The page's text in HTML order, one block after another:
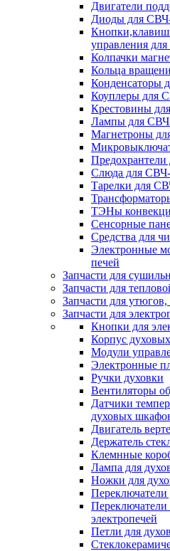
Двигатели
Диоды для
управления
Колпачки
Кольца
Конденсаторы
Коуплеры для
Крестовины
Лампы для
Магнетроны
Слюда для
Тарелки для
ТЭНы
Сенсорные
Средства для
Электронные
печей
Запчасти для
Запчасти для
Запчасти для утюгов,
Запчасти для
Кнопки для
Корпус
Модули
Электронные
Ручки духовки
Вентиляторы
Датчики
духовых
Двигатель
Держатель
Клемнные
Лампа для
Ножки для
Переключатели
электропечей
Петли для